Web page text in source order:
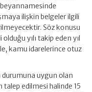
ilişkin belgeler ilgili
Söz konusu
yılı takip eden yıl
kamu idarelerince otuz
durumuna uygun olan
edilmesi halinde 15